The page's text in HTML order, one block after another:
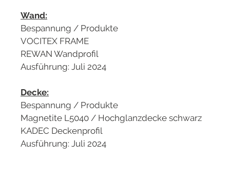
Wand:
Bespannung / Produkte
VOCITEX FRAME
REWAN Wandprofil
Ausführung: Juli 2024
Decke:
Bespannung / Produkte
Magnetite L5040 / Hochglanzdecke schwarz
KADEC Deckenprofil
Ausführung: Juli 2024